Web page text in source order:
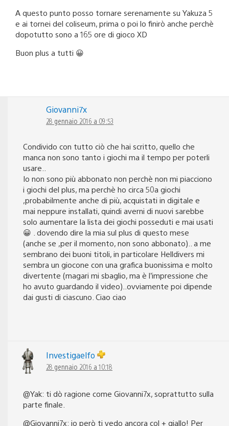
A questo punto posso tornare serenamente su Yakuza 5
e ai tornei del coliseum, prima o poi lo finirò anche perchè
dopotutto sono a 165 ore di gioco XD
Buon plus a tutti 😀
Giovanni7x
28 gennaio 2016 a 09:53
Condivido con tutto ciò che hai scritto, quello che
manca non sono tanto i giochi ma il tempo per poterli
usare..
Io non sono più abbonato non perchè non mi piacciono
i giochi del plus, ma perchè ho circa 50a giochi
,probabilmente anche di più, acquistati in digitale e
mai neppure installati, quindi averni di nuovi sarebbe
solo aumentare la lista dei giochi posseduti e mai usati
😀 . dovendo dire la mia sul plus di questo mese
(anche se ,per il momento, non sono abbonato).. a me
sembrano dei buoni titoli, in particolare Helldivers mi
sembra un giocone con una grafica buonissima e molto
divertente (magari mi sbaglio, ma è l’impressione che
ho avuto guardando il video)..ovviamente poi dipende
dai gusti di ciascuno. Ciao ciao
Investigaelfo
28 gennaio 2016 a 10:18
@Yak: ti dò ragione come Giovanni7x, soprattutto sulla
parte finale.
@Giovanni7x: io però ti vedo ancora col + giallo! Per